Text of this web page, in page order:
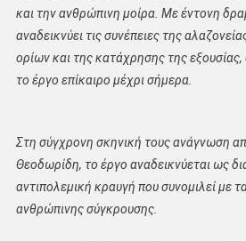
και την ανθρώπινη μοίρα. Με έντονη
αναδεικνύει τις συνέπειες της
ορίων και της κατάχρησης της εξουσίας,
το έργο επίκαιρο μέχρι σήμερα.
Στη σύγχρονη σκηνική τους ανάγνωση
Θεοδωρίδη, το έργο αναδεικνύεται ως
αντιπολεμική κραυγή που συνομιλεί με
ανθρώπινης σύγκρουσης.